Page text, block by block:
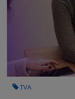
TVACATEGORY